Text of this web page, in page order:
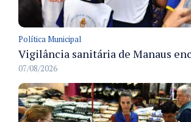
Política Municipal
07/08/2026